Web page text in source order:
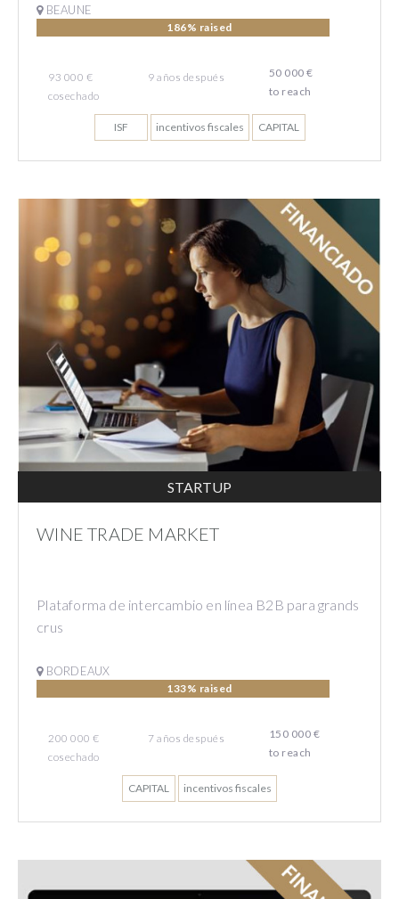
BEAUNE
186% raised
93 000 €
cosechado
9 años después
50 000 €
to reach
ISF incentivos fiscales CAPITAL
STARTUP
WINE TRADE MARKET
Plataforma de intercambio en línea B2B para grands
crus
BORDEAUX
133% raised
200 000 €
cosechado
7 años después
150 000 €
to reach
CAPITAL incentivos fiscales